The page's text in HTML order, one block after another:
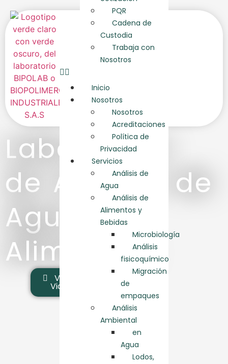
PQR
Cadena de
Custodia
Trabaja con
Nosotros
Inicio
Nosotros
Nosotros
Acreditaciones
Política de
Privacidad
Servicios
Análisis de
Agua
Análisis de
Alimentos y
Bebidas
Microbiología
Análisis
fisicoquímico
Migración
de
empaques
Análisis
Ambiental
en
Agua
Lodos,
Laboratorio
de Análisis de
Aguas y
Alimentos
Ver
Video